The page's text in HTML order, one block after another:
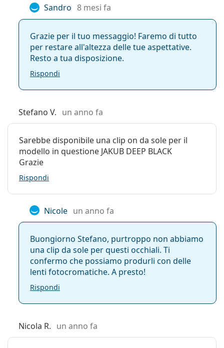
Peso:
200 g
No
molla:
No
Accessori
Custodia:
Sì
pulizia:
Sesso:
Unisex
Categorie:
Codice:
Jakub Deep Black
Sandro 8 mesi fa
Grazie per il tuo messaggio! Faremo di tutto
per restare all'altezza delle tue aspettative.
Resto a tua disposizione.
Rispondi
Stefano V. un anno fa
Sarebbe disponibile una clip on da sole per il
modello in questione JAKUB DEEP BLACK
Grazie
Rispondi
Nicole un anno fa
Buongiorno Stefano, purtroppo non abbiamo
una clip da sole per questi occhiali. Ti
confermo che possiamo produrli con delle
lenti fotocromatiche. A presto!
Rispondi
Nicola R. un anno fa